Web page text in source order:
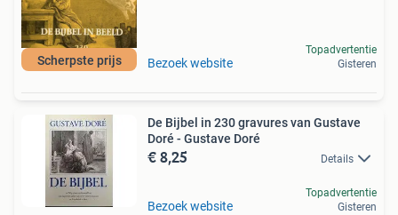
Scherpste prijs Bezoek website
Topadvertentie
Gisteren
De Bijbel in 230 gravures van Gustave
Doré - Gustave Doré
€ 8,25 Details
Bezoek website
Topadvertentie
Gisteren